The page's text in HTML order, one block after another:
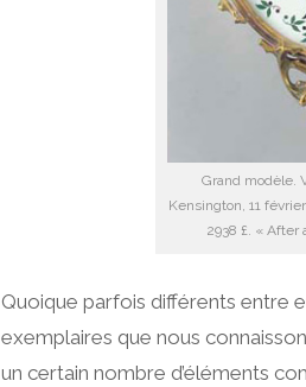
Grand modèle.
Kensington, 11
2938 £. « After
Quoique parfois différents entre
exemplaires que nous
un certain nombre d’éléments